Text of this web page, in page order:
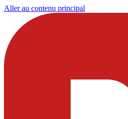
Aller au contenu principal